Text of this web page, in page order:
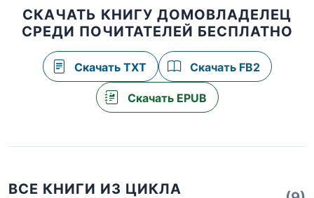
СКАЧАТЬ КНИГУ ДОМОВЛАДЕЛЕЦ
СРЕДИ ПОЧИТАТЕЛЕЙ БЕСПЛАТНО
Скачать TXT Скачать FB2
Скачать EPUB
ВСЕ КНИГИ ИЗ ЦИКЛА